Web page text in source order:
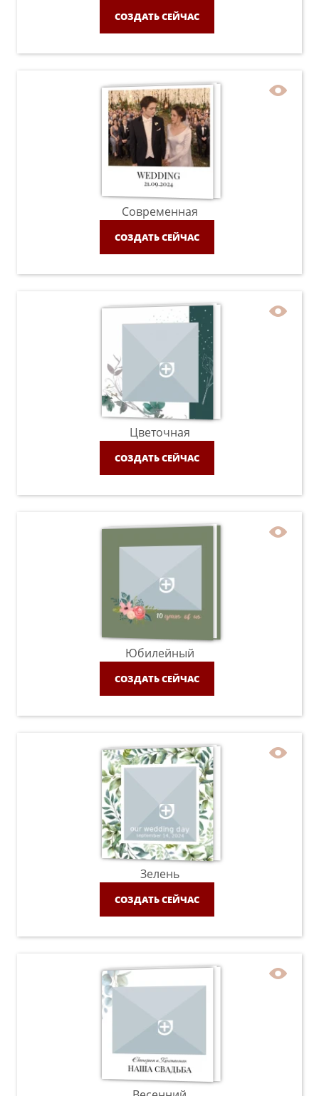
СОЗДАТЬ СЕЙЧАС
Современная
СОЗДАТЬ СЕЙЧАС
Цветочная
СОЗДАТЬ СЕЙЧАС
Юбилейный
СОЗДАТЬ СЕЙЧАС
Зелень
СОЗДАТЬ СЕЙЧАС